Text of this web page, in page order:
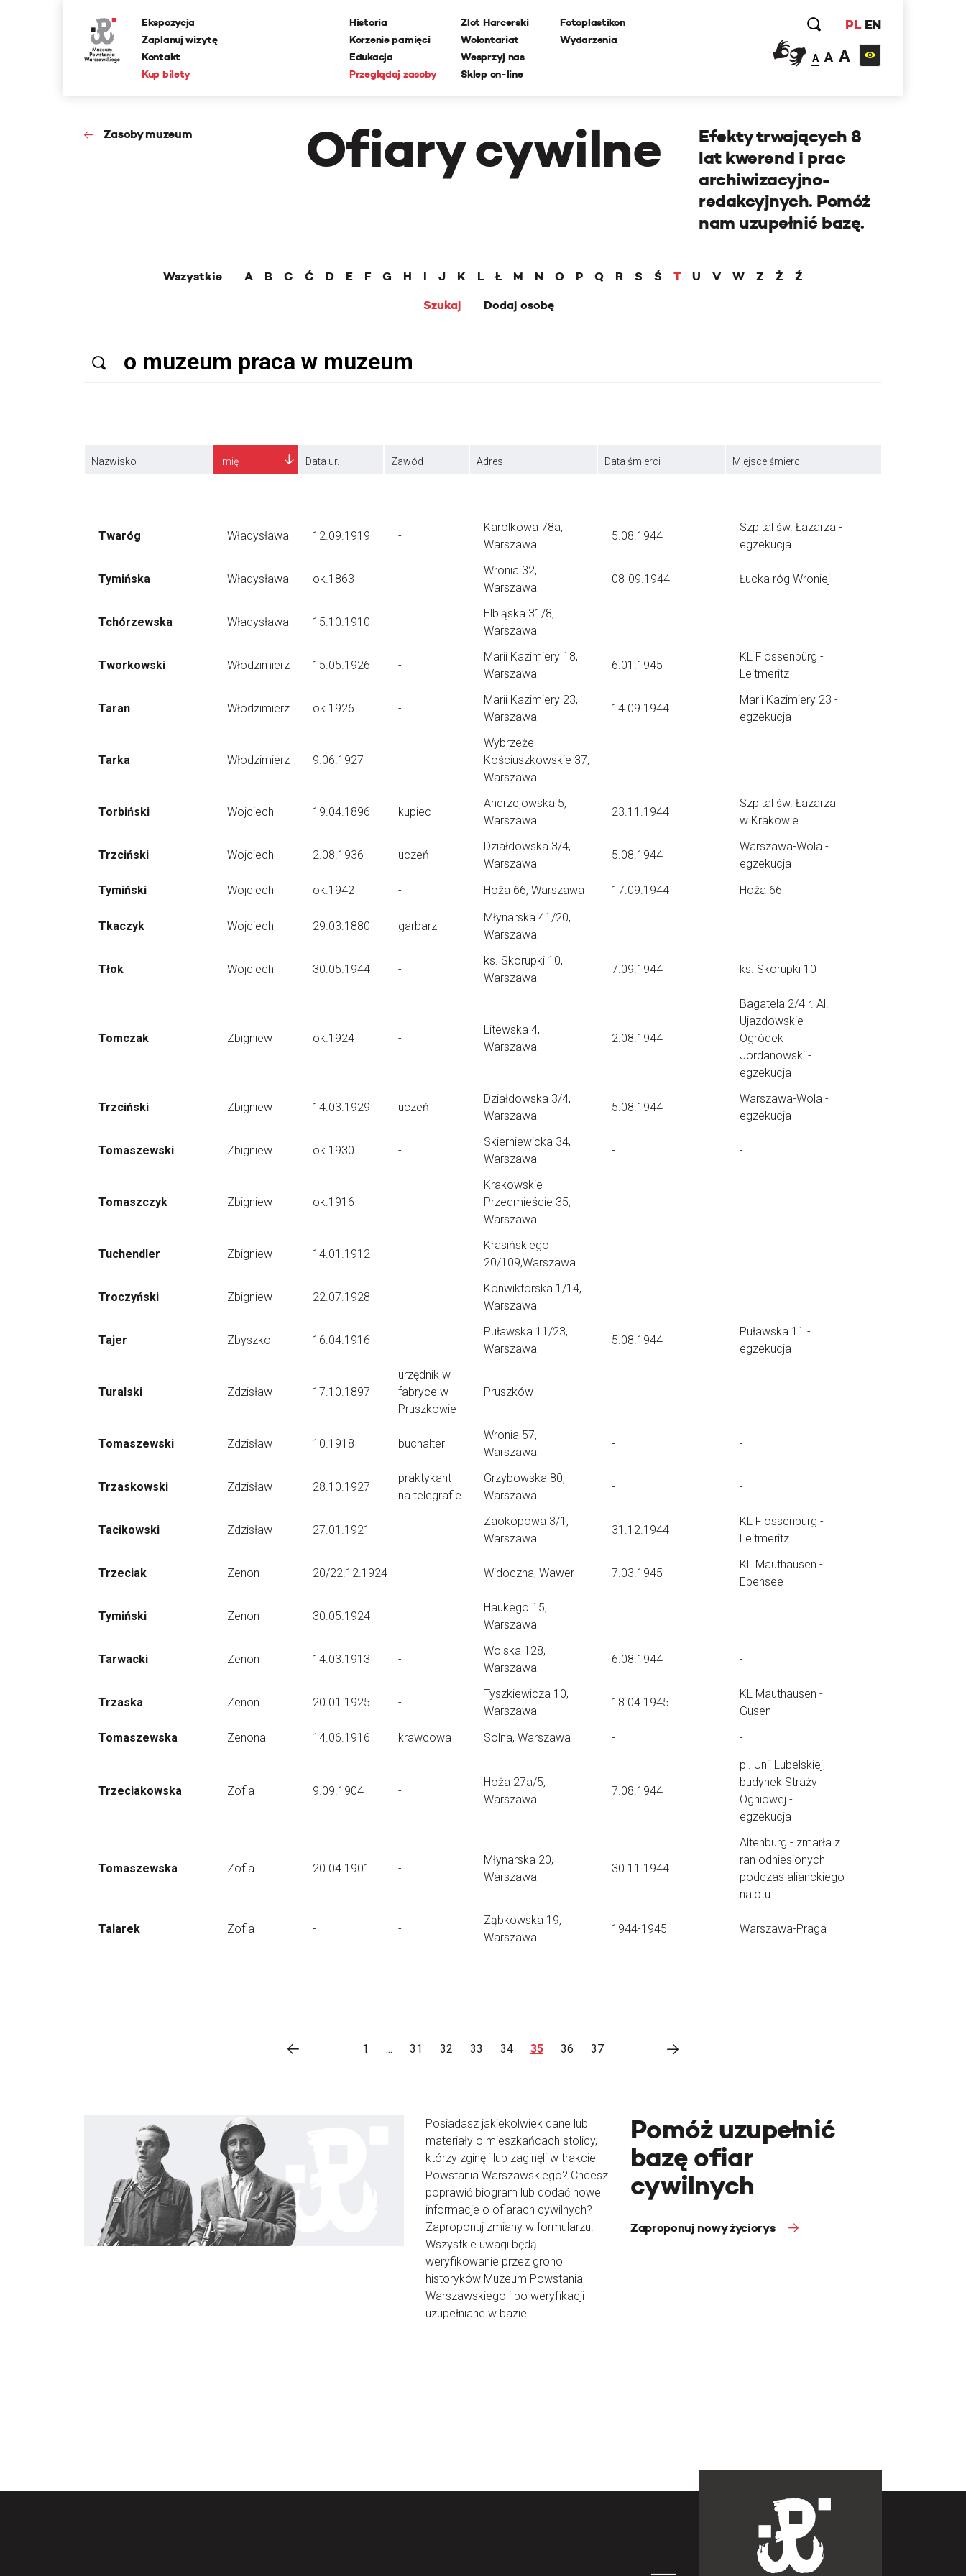
Ekspozycja
Zaplanuj wizytę
Kontakt
Kup bilety
Historia
Korzenie pamięci
Edukacja
Przeglądaj zasoby
Zlot Harcerski
Wolontariat
Wesprzyj nas
Sklep on-line
Fotoplastikon
Wydarzenia
PL EN
A A A
Zasoby muzeum Ofiary cywilne
Efekty trwających 8
lat kwerend i prac
archiwizacyjno-
redakcyjnych. Pomóż
nam uzupełnić bazę.
Wszystkie A B C Ć D E F G H I J K L Ł M N O P Q R S Ś T U V W Z Ż
Ź
Szukaj
Dodaj osobę
Nazwisko Imię Data ur. Zawód Adres Data śmierci Miejsce śmierci
Twaróg Władysława 12.09.1919 -
Karolkowa 78a,
Warszawa
5.08.1944
Szpital św. Łazarza -
egzekucja
Tymińska Władysława ok.1863 -
Wronia 32,
Warszawa
08-09.1944 Łucka róg Wroniej
Tchórzewska Władysława 15.10.1910 -
Elbląska 31/8,
Warszawa
- -
Tworkowski Włodzimierz 15.05.1926 -
Marii Kazimiery 18,
Warszawa
6.01.1945
KL Flossenbürg -
Leitmeritz
Taran Włodzimierz ok.1926 -
Marii Kazimiery 23,
Warszawa
14.09.1944
Marii Kazimiery 23 -
egzekucja
Tarka Włodzimierz 9.06.1927 -
Wybrzeże
Kościuszkowskie 37,
Warszawa
- -
Torbiński Wojciech 19.04.1896 kupiec
Andrzejowska 5,
Warszawa
23.11.1944
Szpital św. Łazarza
w Krakowie
Trzciński Wojciech 2.08.1936 uczeń
Działdowska 3/4,
Warszawa
5.08.1944
Warszawa-Wola -
egzekucja
Tymiński
Wojciech ok.1942 - Hoża 66, Warszawa 17.09.1944 Hoża 66
Tkaczyk Wojciech 29.03.1880 garbarz
Młynarska 41/20,
Warszawa
- -
Tłok Wojciech 30.05.1944 -
ks. Skorupki 10,
Warszawa
7.09.1944 ks. Skorupki 10
Tomczak Zbigniew ok.1924 -
Litewska 4,
Warszawa
2.08.1944
Bagatela 2/4 r. Al.
Ujazdowskie -
Ogródek
Jordanowski -
egzekucja
Trzciński Zbigniew 14.03.1929 uczeń
Działdowska 3/4,
Warszawa
5.08.1944
Warszawa-Wola -
egzekucja
Tomaszewski Zbigniew ok.1930 -
Skierniewicka 34,
Warszawa
- -
Tomaszczyk Zbigniew ok.1916 -
Krakowskie
Przedmieście 35,
Warszawa
- -
Tuchendler Zbigniew 14.01.1912 -
Krasińskiego
20/109,Warszawa
- -
Troczyński Zbigniew 22.07.1928 -
Konwiktorska 1/14,
Warszawa
- -
Tajer Zbyszko 16.04.1916 -
Puławska 11/23,
Warszawa
5.08.1944
Puławska 11 -
egzekucja
Turalski Zdzisław 17.10.1897
urzędnik w
fabryce w
Pruszkowie
Pruszków - -
Tomaszewski Zdzisław 10.1918 buchalter
Wronia 57,
Warszawa
- -
Trzaskowski Zdzisław 28.10.1927
praktykant
na telegrafie
Grzybowska 80,
Warszawa
- -
Tacikowski Zdzisław 27.01.1921 -
Zaokopowa 3/1,
Warszawa
31.12.1944
KL Flossenbürg -
Leitmeritz
Trzeciak Zenon 20/22.12.1924 - Widoczna, Wawer 7.03.1945
KL Mauthausen -
Ebensee
Tymiński Zenon 30.05.1924 -
Haukego 15,
Warszawa
- -
Tarwacki Zenon 14.03.1913 -
Wolska 128,
Warszawa
6.08.1944 -
Trzaska Zenon 20.01.1925 -
Tyszkiewicza 10,
Warszawa
18.04.1945
KL Mauthausen -
Gusen
Tomaszewska
Zenona 14.06.1916 krawcowa Solna, Warszawa - -
Trzeciakowska Zofia 9.09.1904 -
Hoża 27a/5,
Warszawa
7.08.1944
pl. Unii Lubelskiej,
budynek Straży
Ogniowej -
egzekucja
Tomaszewska Zofia 20.04.1901 -
Młynarska 20,
Warszawa
30.11.1944
Altenburg - zmarła z
ran odniesionych
podczas alianckiego
nalotu
Talarek Zofia - -
Ząbkowska 19,
Warszawa
1944-1945 Warszawa-Praga
1 ... 31 32 33 34 35 36 37
Posiadasz jakiekolwiek dane lub
materiały o mieszkańcach stolicy,
którzy zginęli lub zaginęli w trakcie
Powstania Warszawskiego? Chcesz
poprawić biogram lub dodać nowe
informacje o ofiarach cywilnych?
Zaproponuj zmiany w formularzu.
Wszystkie uwagi będą
weryfikowanie przez grono
historyków Muzeum Powstania
Warszawskiego i po weryfikacji
uzupełniane w bazie
Pomóż uzupełnić
bazę ofiar
cywilnych
Zaproponuj nowy życiorys